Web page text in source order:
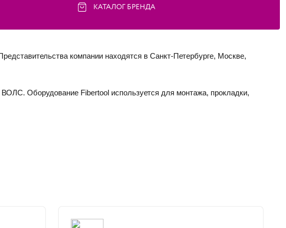
КАТАЛОГ БРЕНДА
компании находятся в Санкт-Петербурге, Москве,
Оборудование Fibertool используется для монтажа, прокладки,